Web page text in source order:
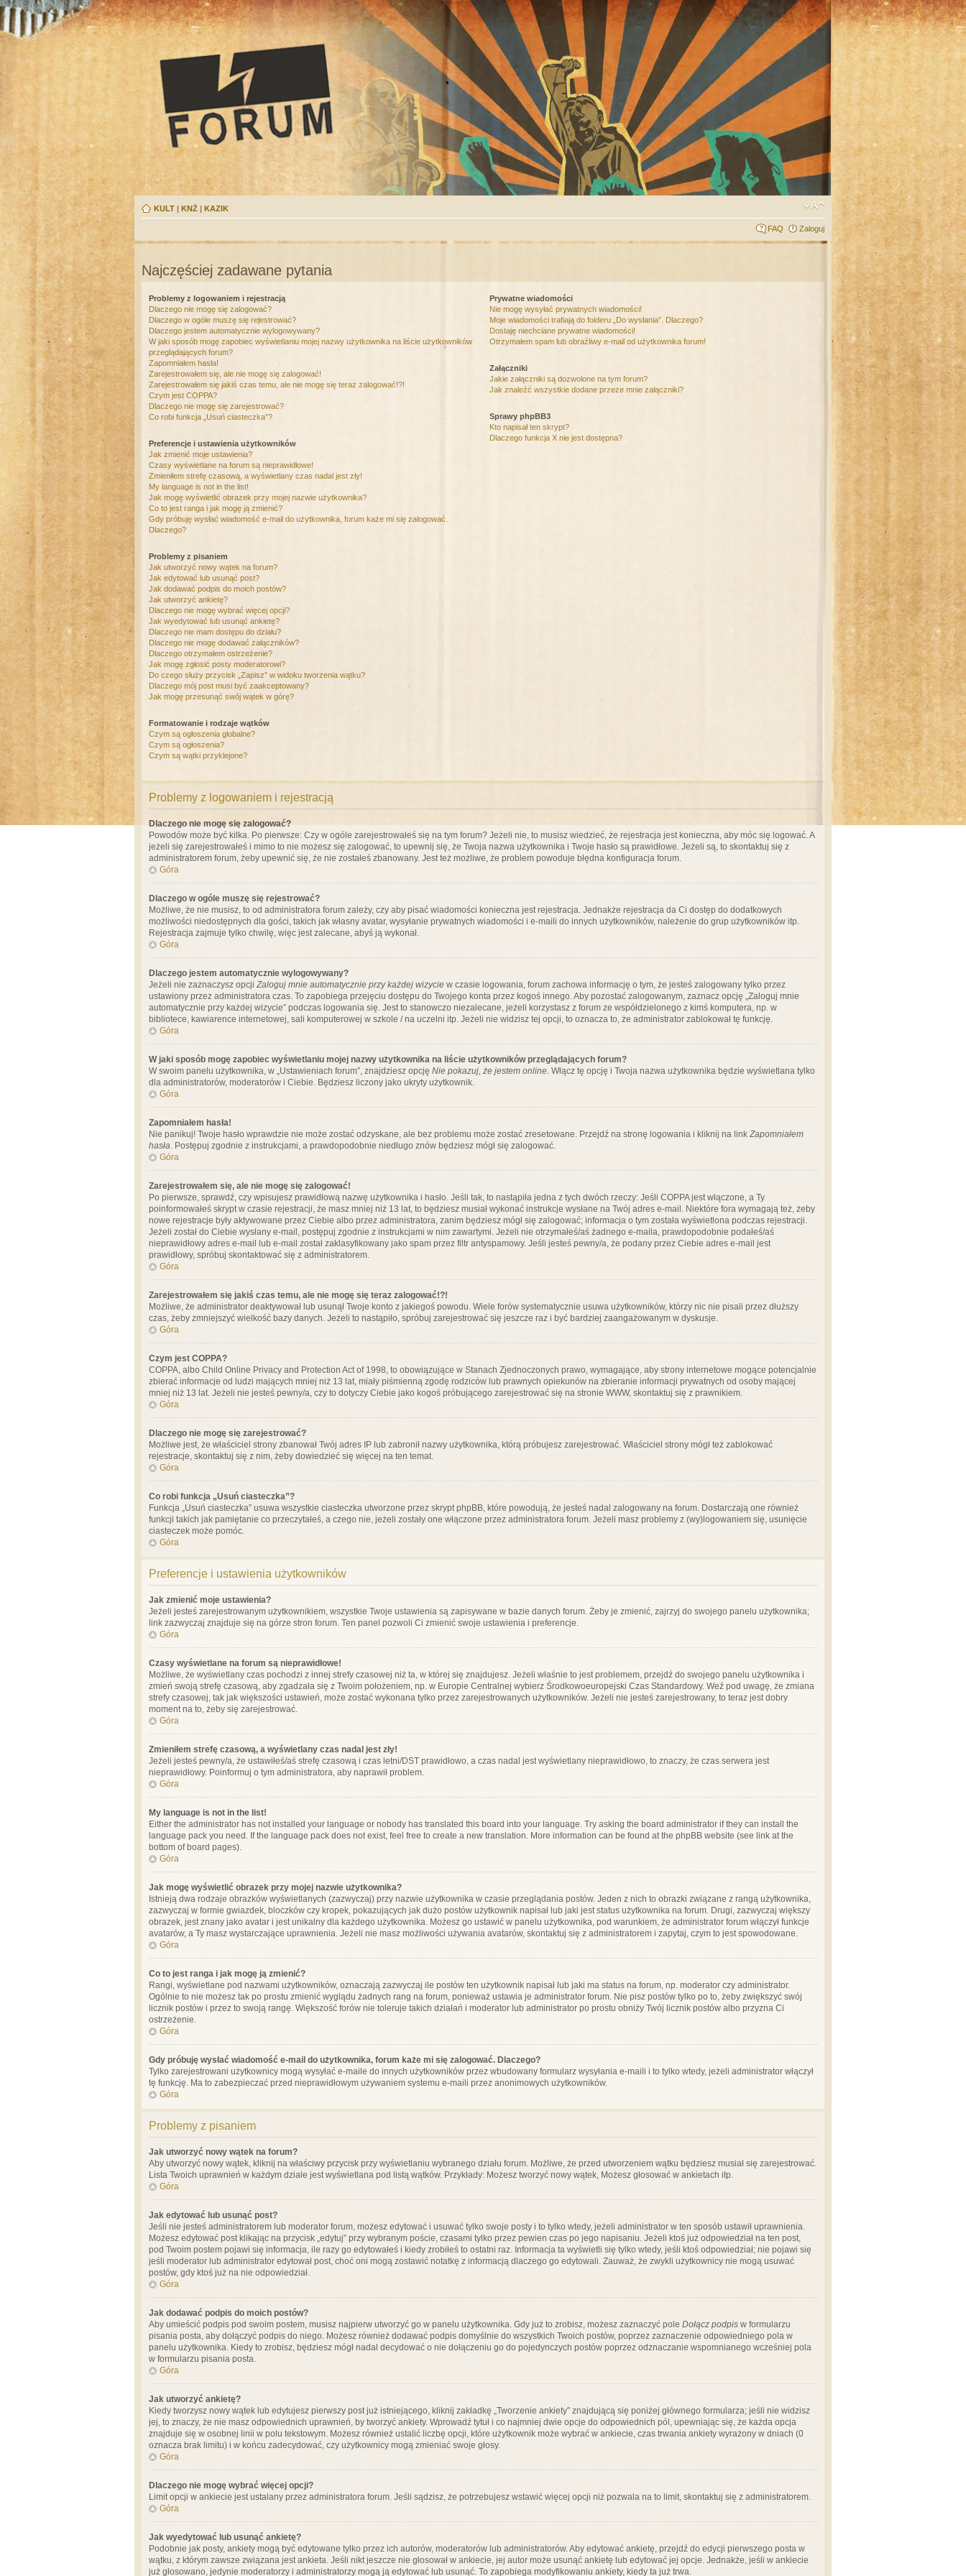
KULT | KNŻ | KAZIK
FAQ Zaloguj
Najczęściej zadawane pytania
Problemy z logowaniem i rejestracją
Dlaczego nie mogę się zalogować?
Dlaczego w ogóle muszę się rejestrować?
Dlaczego jestem automatycznie wylogowywany?
W jaki sposób mogę zapobiec wyświetlaniu mojej nazwy użytkownika na liście użytkowników
przeglądających forum?
Zapomniałem hasła!
Zarejestrowałem się, ale nie mogę się zalogować!
Zarejestrowałem się jakiś czas temu, ale nie mogę się teraz zalogować!?!
Czym jest COPPA?
Dlaczego nie mogę się zarejestrować?
Co robi funkcja „Usuń ciasteczka”?
Preferencje i ustawienia użytkowników
Jak zmienić moje ustawienia?
Czasy wyświetlane na forum są nieprawidłowe!
Zmieniłem strefę czasową, a wyświetlany czas nadal jest zły!
My language is not in the list!
Jak mogę wyświetlić obrazek przy mojej nazwie użytkownika?
Co to jest ranga i jak mogę ją zmienić?
Gdy próbuję wysłać wiadomość e-mail do użytkownika, forum każe mi się zalogować.
Dlaczego?
Problemy z pisaniem
Jak utworzyć nowy wątek na forum?
Jak edytować lub usunąć post?
Jak dodawać podpis do moich postów?
Jak utworzyć ankietę?
Dlaczego nie mogę wybrać więcej opcji?
Jak wyedytować lub usunąć ankietę?
Dlaczego nie mam dostępu do działu?
Dlaczego nie mogę dodawać załączników?
Dlaczego otrzymałem ostrzeżenie?
Jak mogę zgłosić posty moderatorowi?
Do czego służy przycisk „Zapisz” w widoku tworzenia wątku?
Dlaczego mój post musi być zaakceptowany?
Jak mogę przesunąć swój wątek w górę?
Formatowanie i rodzaje wątków
Czym są ogłoszenia globalne?
Czym są ogłoszenia?
Czym są wątki przyklejone?
Prywatne wiadomości
Nie mogę wysyłać prywatnych wiadomości!
Moje wiadomości trafiają do folderu „Do wysłania”. Dlaczego?
Dostaję niechciane prywatne wiadomości!
Otrzymałem spam lub obraźliwy e-mail od użytkownika forum!
Załączniki
Jakie załączniki są dozwolone na tym forum?
Jak znaleźć wszystkie dodane przeze mnie załączniki?
Sprawy phpBB3
Kto napisał ten skrypt?
Dlaczego funkcja X nie jest dostępna?
Problemy z logowaniem i rejestracją
Dlaczego nie mogę się zalogować?
Powodów może być kilka. Po pierwsze: Czy w ogóle zarejestrowałeś się na tym forum? Jeżeli nie, to musisz wiedzieć, że rejestracja jest konieczna, aby móc się logować. A
jeżeli się zarejestrowałeś i mimo to nie możesz się zalogować, to upewnij się, że Twoja nazwa użytkownika i Twoje hasło są prawidłowe. Jeżeli są, to skontaktuj się z
administratorem forum, żeby upewnić się, że nie zostałeś zbanowany. Jest też możliwe, że problem powoduje błędna konfiguracja forum.
Góra
Dlaczego w ogóle muszę się rejestrować?
Możliwe, że nie musisz, to od administratora forum zależy, czy aby pisać wiadomości konieczna jest rejestracja. Jednakże rejestracja da Ci dostęp do dodatkowych
możliwości niedostępnych dla gości, takich jak własny avatar, wysyłanie prywatnych wiadomości i e-maili do innych użytkowników, należenie do grup użytkowników itp.
Rejestracja zajmuje tylko chwilę, więc jest zalecane, abyś ją wykonał.
Góra
Dlaczego jestem automatycznie wylogowywany?
Jeżeli nie zaznaczysz opcji Zaloguj mnie automatycznie przy każdej wizycie w czasie logowania, forum zachowa informację o tym, że jesteś zalogowany tylko przez
ustawiony przez administratora czas. To zapobiega przejęciu dostępu do Twojego konta przez kogoś innego. Aby pozostać zalogowanym, zaznacz opcję „Zaloguj mnie
automatycznie przy każdej wizycie” podczas logowania się. Jest to stanowczo niezalecane, jeżeli korzystasz z forum ze współdzielonego z kimś komputera, np. w
bibliotece, kawiarence internetowej, sali komputerowej w szkole / na uczelni itp. Jeżeli nie widzisz tej opcji, to oznacza to, że administrator zablokował tę funkcję.
Góra
W jaki sposób mogę zapobiec wyświetlaniu mojej nazwy użytkownika na liście użytkowników przeglądających forum?
W swoim panelu użytkownika, w „Ustawieniach forum”, znajdziesz opcję Nie pokazuj, że jestem online. Włącz tę opcję i Twoja nazwa użytkownika będzie wyświetlana tylko
dla administratorów, moderatorów i Ciebie. Będziesz liczony jako ukryty użytkownik.
Góra
Zapomniałem hasła!
Nie panikuj! Twoje hasło wprawdzie nie może zostać odzyskane, ale bez problemu może zostać zresetowane. Przejdź na stronę logowania i kliknij na link Zapomniałem
hasła. Postępuj zgodnie z instrukcjami, a prawdopodobnie niedługo znów będziesz mógł się zalogować.
Góra
Zarejestrowałem się, ale nie mogę się zalogować!
Po pierwsze, sprawdź, czy wpisujesz prawidłową nazwę użytkownika i hasło. Jeśli tak, to nastąpiła jedna z tych dwóch rzeczy: Jeśli COPPA jest włączone, a Ty
poinformowałeś skrypt w czasie rejestracji, że masz mniej niż 13 lat, to będziesz musiał wykonać instrukcje wysłane na Twój adres e-mail. Niektóre fora wymagają też, żeby
nowe rejestracje były aktywowane przez Ciebie albo przez administratora, zanim będziesz mógł się zalogować; informacja o tym została wyświetlona podczas rejestracji.
Jeżeli został do Ciebie wysłany e-mail, postępuj zgodnie z instrukcjami w nim zawartymi. Jeżeli nie otrzymałeś/aś żadnego e-maila, prawdopodobnie podałeś/aś
nieprawidłowy adres e-mail lub e-mail został zaklasyfikowany jako spam przez filtr antyspamowy. Jeśli jesteś pewny/a, że podany przez Ciebie adres e-mail jest
prawidłowy, spróbuj skontaktować się z administratorem.
Góra
Zarejestrowałem się jakiś czas temu, ale nie mogę się teraz zalogować!?!
Możliwe, że administrator deaktywował lub usunął Twoje konto z jakiegoś powodu. Wiele forów systematycznie usuwa użytkowników, którzy nic nie pisali przez dłuższy
czas, żeby zmniejszyć wielkość bazy danych. Jeżeli to nastąpiło, spróbuj zarejestrować się jeszcze raz i być bardziej zaangażowanym w dyskusje.
Góra
Czym jest COPPA?
COPPA, albo Child Online Privacy and Protection Act of 1998, to obowiązujące w Stanach Zjednoczonych prawo, wymagające, aby strony internetowe mogące potencjalnie
zbierać informacje od ludzi mających mniej niż 13 lat, miały piśmienną zgodę rodziców lub prawnych opiekunów na zbieranie informacji prywatnych od osoby mającej
mniej niż 13 lat. Jeżeli nie jesteś pewny/a, czy to dotyczy Ciebie jako kogoś próbującego zarejestrować się na stronie WWW, skontaktuj się z prawnikiem.
Góra
Dlaczego nie mogę się zarejestrować?
Możliwe jest, że właściciel strony zbanował Twój adres IP lub zabronił nazwy użytkownika, którą próbujesz zarejestrować. Właściciel strony mógł też zablokować
rejestracje, skontaktuj się z nim, żeby dowiedzieć się więcej na ten temat.
Góra
Co robi funkcja „Usuń ciasteczka”?
Funkcja „Usuń ciasteczka” usuwa wszystkie ciasteczka utworzone przez skrypt phpBB, które powodują, że jesteś nadal zalogowany na forum. Dostarczają one również
funkcji takich jak pamiętanie co przeczytałeś, a czego nie, jeżeli zostały one włączone przez administratora forum. Jeżeli masz problemy z (wy)logowaniem się, usunięcie
ciasteczek może pomóc.
Góra
Preferencje i ustawienia użytkowników
Jak zmienić moje ustawienia?
Jeżeli jesteś zarejestrowanym użytkownikiem, wszystkie Twoje ustawienia są zapisywane w bazie danych forum. Żeby je zmienić, zajrzyj do swojego panelu użytkownika;
link zazwyczaj znajduje się na górze stron forum. Ten panel pozwoli Ci zmienić swoje ustawienia i preferencje.
Góra
Czasy wyświetlane na forum są nieprawidłowe!
Możliwe, że wyświetlany czas pochodzi z innej strefy czasowej niż ta, w której się znajdujesz. Jeżeli właśnie to jest problemem, przejdź do swojego panelu użytkownika i
zmień swoją strefę czasową, aby zgadzała się z Twoim położeniem, np. w Europie Centralnej wybierz Środkowoeuropejski Czas Standardowy. Weź pod uwagę, że zmiana
strefy czasowej, tak jak większości ustawień, może zostać wykonana tylko przez zarejestrowanych użytkowników. Jeżeli nie jesteś zarejestrowany, to teraz jest dobry
moment na to, żeby się zarejestrować.
Góra
Zmieniłem strefę czasową, a wyświetlany czas nadal jest zły!
Jeżeli jesteś pewny/a, że ustawiłeś/aś strefę czasową i czas letni/DST prawidłowo, a czas nadal jest wyświetlany nieprawidłowo, to znaczy, że czas serwera jest
nieprawidłowy. Poinformuj o tym administratora, aby naprawił problem.
Góra
My language is not in the list!
Either the administrator has not installed your language or nobody has translated this board into your language. Try asking the board administrator if they can install the
language pack you need. If the language pack does not exist, feel free to create a new translation. More information can be found at the phpBB website (see link at the
bottom of board pages).
Góra
Jak mogę wyświetlić obrazek przy mojej nazwie użytkownika?
Istnieją dwa rodzaje obrazków wyświetlanych (zazwyczaj) przy nazwie użytkownika w czasie przeglądania postów. Jeden z nich to obrazki związane z rangą użytkownika,
zazwyczaj w formie gwiazdek, bloczków czy kropek, pokazujących jak dużo postów użytkownik napisał lub jaki jest status użytkownika na forum. Drugi, zazwyczaj większy
obrazek, jest znany jako avatar i jest unikalny dla każdego użytkownika. Możesz go ustawić w panelu użytkownika, pod warunkiem, że administrator forum włączył funkcje
avatarów, a Ty masz wystarczające uprawnienia. Jeżeli nie masz możliwości używania avatarów, skontaktuj się z administratorem i zapytaj, czym to jest spowodowane.
Góra
Co to jest ranga i jak mogę ją zmienić?
Rangi, wyświetlane pod nazwami użytkowników, oznaczają zazwyczaj ile postów ten użytkownik napisał lub jaki ma status na forum, np. moderator czy administrator.
Ogólnie to nie możesz tak po prostu zmienić wyglądu żadnych rang na forum, ponieważ ustawia je administrator forum. Nie pisz postów tylko po to, żeby zwiększyć swój
licznik postów i przez to swoją rangę. Większość forów nie toleruje takich działań i moderator lub administrator po prostu obniży Twój licznik postów albo przyzna Ci
ostrzeżenie.
Góra
Gdy próbuję wysłać wiadomość e-mail do użytkownika, forum każe mi się zalogować. Dlaczego?
Tylko zarejestrowani użytkownicy mogą wysyłać e-maile do innych użytkowników przez wbudowany formularz wysyłania e-maili i to tylko wtedy, jeżeli administrator włączył
tę funkcję. Ma to zabezpieczać przed nieprawidłowym używaniem systemu e-maili przez anonimowych użytkowników.
Góra
Problemy z pisaniem
Jak utworzyć nowy wątek na forum?
Aby utworzyć nowy wątek, kliknij na właściwy przycisk przy wyświetlaniu wybranego działu forum. Możliwe, że przed utworzeniem wątku będziesz musiał się zarejestrować.
Lista Twoich uprawnień w każdym dziale jest wyświetlana pod listą wątków. Przykłady: Możesz tworzyć nowy wątek, Możesz głosować w ankietach itp.
Góra
Jak edytować lub usunąć post?
Jeśli nie jesteś administratorem lub moderator forum, możesz edytować i usuwać tylko swoje posty i to tylko wtedy, jeżeli administrator w ten sposób ustawił uprawnienia.
Możesz edytować post klikając na przycisk „edytuj” przy wybranym poście, czasami tylko przez pewien czas po jego napisaniu. Jeżeli ktoś już odpowiedział na ten post,
pod Twoim postem pojawi się informacja, ile razy go edytowałeś i kiedy zrobiłeś to ostatni raz. Informacja ta wyświetli się tylko wtedy, jeśli ktoś odpowiedział; nie pojawi się
jeśli moderator lub administrator edytował post, choć oni mogą zostawić notatkę z informacją dlaczego go edytowali. Zauważ, że zwykli użytkownicy nie mogą usuwać
postów, gdy ktoś już na nie odpowiedział.
Góra
Jak dodawać podpis do moich postów?
Aby umieścić podpis pod swoim postem, musisz najpierw utworzyć go w panelu użytkownika. Gdy już to zrobisz, możesz zaznaczyć pole Dołącz podpis w formularzu
pisania posta, aby dołączyć podpis do niego. Możesz również dodawać podpis domyślnie do wszystkich Twoich postów, poprzez zaznaczenie odpowiedniego pola w
panelu użytkownika. Kiedy to zrobisz, będziesz mógł nadal decydować o nie dołączeniu go do pojedynczych postów poprzez odznaczanie wspomnianego wcześniej pola
w formularzu pisania posta.
Góra
Jak utworzyć ankietę?
Kiedy tworzysz nowy wątek lub edytujesz pierwszy post już istniejącego, kliknij zakładkę „Tworzenie ankiety” znajdującą się poniżej głównego formularza; jeśli nie widzisz
jej, to znaczy, że nie masz odpowiednich uprawnień, by tworzyć ankiety. Wprowadź tytuł i co najmniej dwie opcje do odpowiednich pól, upewniając się, że każda opcja
znajduje się w osobnej linii w polu tekstowym. Możesz również ustalić liczbę opcji, które użytkownik może wybrać w ankiecie, czas trwania ankiety wyrażony w dniach (0
oznacza brak limitu) i w końcu zadecydować, czy użytkownicy mogą zmieniać swoje głosy.
Góra
Dlaczego nie mogę wybrać więcej opcji?
Limit opcji w ankiecie jest ustalany przez administratora forum. Jeśli sądzisz, że potrzebujesz wstawić więcej opcji niż pozwala na to limit, skontaktuj się z administratorem.
Góra
Jak wyedytować lub usunąć ankietę?
Podobnie jak posty, ankiety mogą być edytowane tylko przez ich autorów, moderatorów lub administratorów. Aby edytować ankietę, przejdź do edycji pierwszego posta w
wątku, z którym zawsze związana jest ankieta. Jeśli nikt jeszcze nie głosował w ankiecie, jej autor może usunąć ankietę lub edytować jej opcje. Jednakże, jeśli w ankiecie
już głosowano, jedynie moderatorzy i administratorzy mogą ją edytować lub usunąć. To zapobiega modyfikowaniu ankiety, kiedy ta już trwa.